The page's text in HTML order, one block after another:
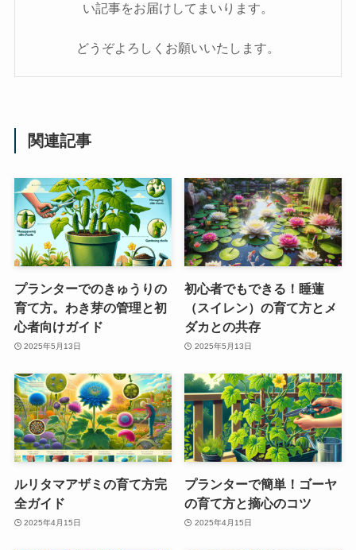
い記事をお届けしてまいります。
どうぞよろしくお願いいたします。
関連記事
プランターでのきゅうりの
育て方。わき芽の管理と初
心者向けガイド
2025年5月13日
初心者でもできる！睡蓮
（スイレン）の育て方とメ
ダカとの共存
2025年5月13日
ルリタマアザミの育て方完
全ガイド
2025年4月15日
プランターで簡単！ゴーヤ
の育て方と摘心のコツ
2025年4月15日